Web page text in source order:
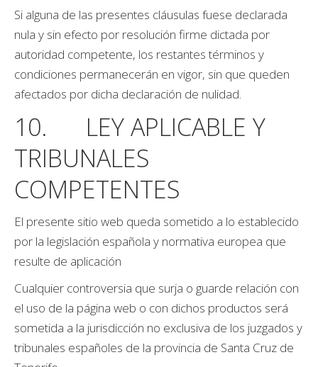
Si alguna de las presentes cláusulas fuese declarada
nula y sin efecto por resolución firme dictada por
autoridad competente, los restantes términos y
condiciones permanecerán en vigor, sin que queden
afectados por dicha declaración de nulidad.
10. LEY APLICABLE Y
TRIBUNALES
COMPETENTES
El presente sitio web queda sometido a lo establecido
por la legislación española y normativa europea que
resulte de aplicación
Cualquier controversia que surja o guarde relación con
el uso de la página web o con dichos productos será
sometida a la jurisdicción no exclusiva de los juzgados y
tribunales españoles de la provincia de Santa Cruz de